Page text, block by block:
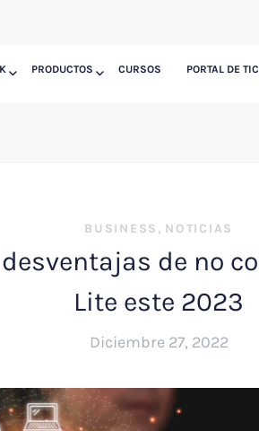
PRODUCTOS CURSOS PORTAL DE
BUSINESS , NOTICIAS
de no
Lite este 2023
Diciembre 27, 2022